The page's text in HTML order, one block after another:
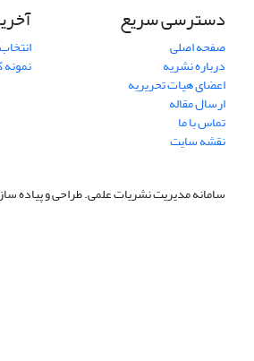
دسترسی سریع
صفحه اصلی
درباره نشریه
اعضای هیات تحریریه
ارسال مقاله
تماس با ما
نقشه سایت
سامانه مدیریت نشریات علمی.طراحی و پیاده